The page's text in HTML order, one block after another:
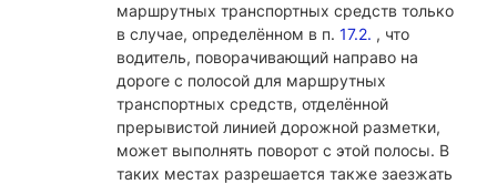
маршрутных транспортных средств только
в случае, определённом в п. 17.2. , что
водитель, поворачивающий направо на
дороге с полосой для маршрутных
транспортных средств, отделённой
прерывистой линией дорожной разметки,
может выполнять поворот с этой полосы. В
таких местах разрешается также заезжать